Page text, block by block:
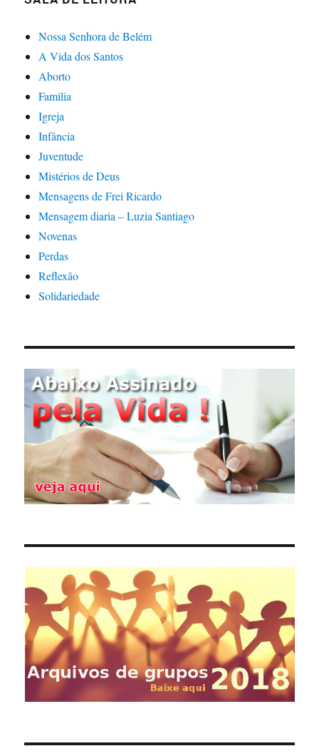
Nossa Senhora de Belém
A Vida dos Santos
Aborto
Familia
Igreja
Infância
Juventude
Mistérios de Deus
Mensagens de Frei Ricardo
Mensagem diaria – Luzia Santiago
Novenas
Perdas
Reflexão
Solidariedade